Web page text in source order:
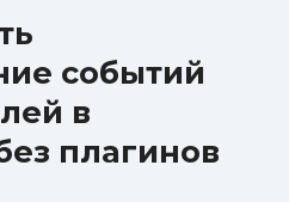
событий
в
плагинов